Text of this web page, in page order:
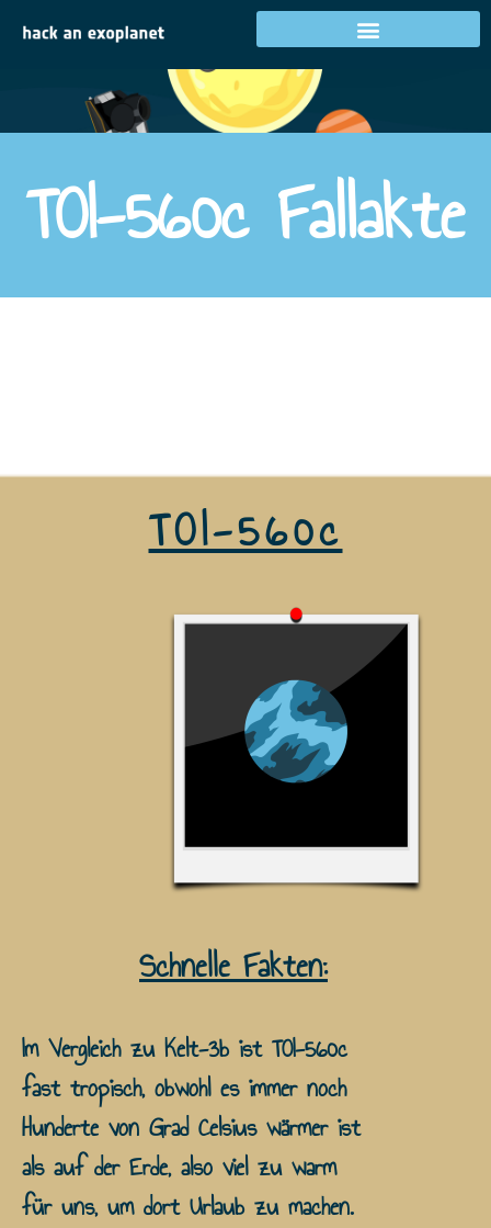
Ziel 2
TOI-560c Fallakte
TOI-560c
Schnelle Fakten:
Im Vergleich zu Kelt-3b ist TOI-560c
fast tropisch, obwohl es immer noch
Hunderte von Grad Celsius wärmer ist
als auf der Erde, also viel zu warm
für uns, um dort Urlaub zu machen.